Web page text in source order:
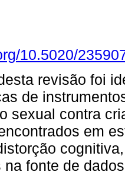
10.5020/
revisão foi
de
sexual contra
em
fonte de